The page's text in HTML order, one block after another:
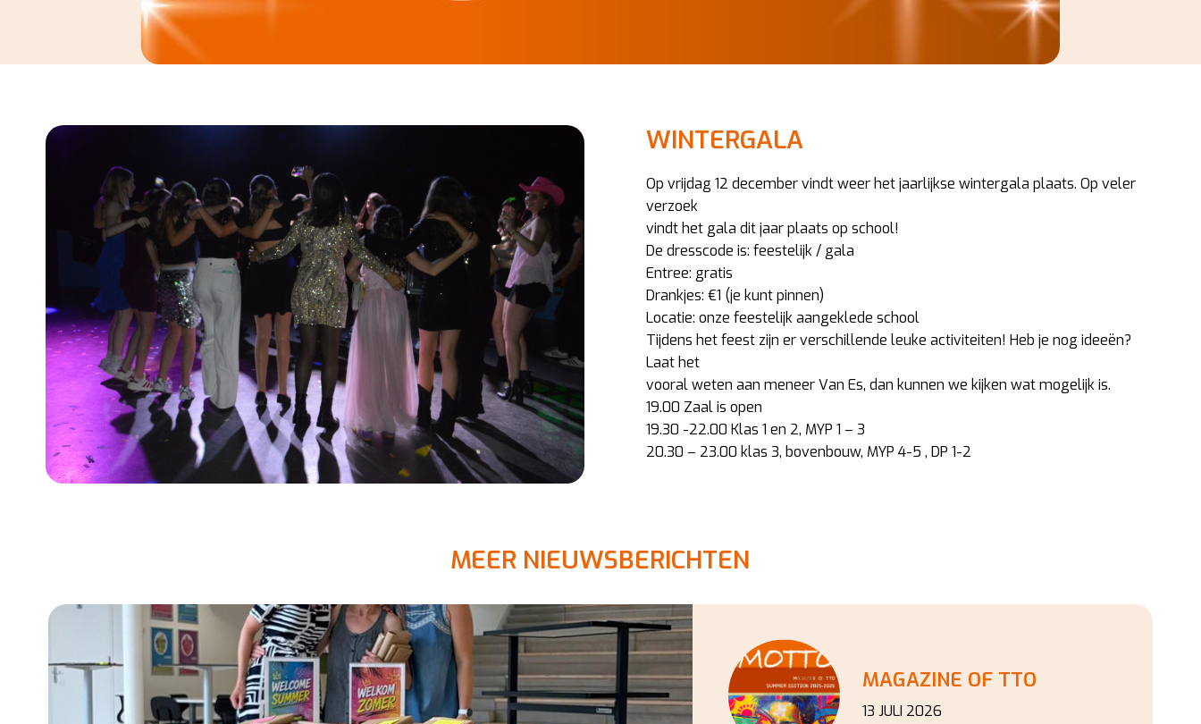
WINTERGALA
Op vrijdag 12 december vindt weer het jaarlijkse wintergala plaats. Op veler
verzoek
vindt het gala dit jaar plaats op school!
De dresscode is: feestelijk / gala
Entree: gratis
Drankjes: €1 (je kunt pinnen)
Locatie: onze feestelijk aangeklede school
Tijdens het feest zijn er verschillende leuke activiteiten! Heb je nog ideeën?
Laat het
vooral weten aan meneer Van Es, dan kunnen we kijken wat mogelijk is.
19.00 Zaal is open
19.30 -22.00 Klas 1 en 2, MYP 1 – 3
20.30 – 23.00 klas 3, bovenbouw, MYP 4-5 , DP 1-2
MEER NIEUWSBERICHTEN
MAGAZINE OF TTO
13 JULI 2026